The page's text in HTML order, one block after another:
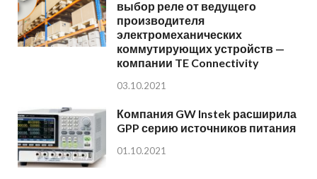
выбор реле от ведущего
производителя
электромеханических
коммутирующих устройств —
компании TE Connectivity
03.10.2021
Компания GW Instek расширила
GPP серию источников питания
01.10.2021